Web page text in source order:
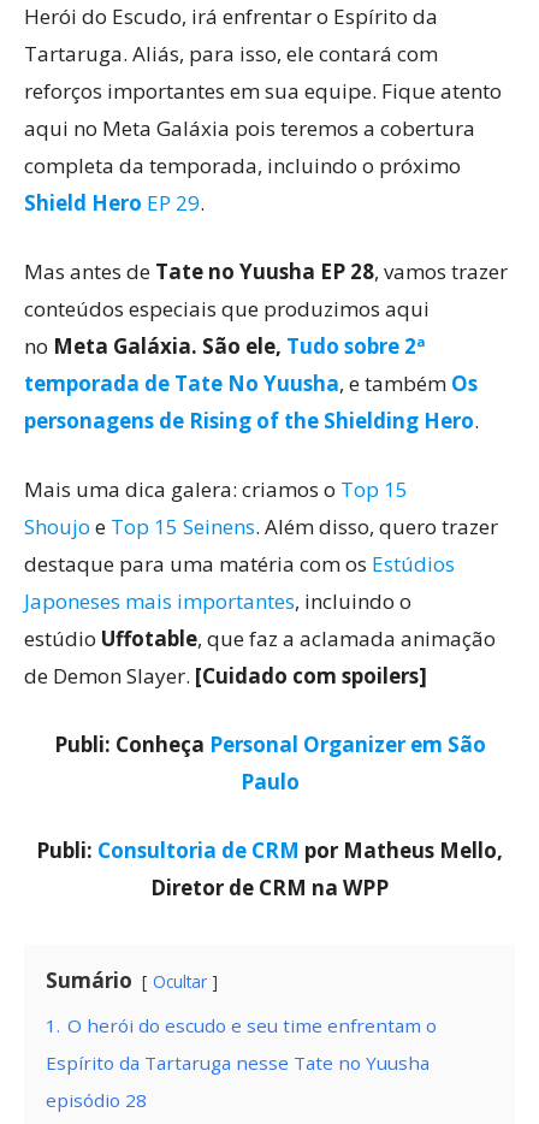
Herói do Escudo, irá enfrentar o Espírito da
Tartaruga. Aliás, para isso, ele contará com
reforços importantes em sua equipe. Fique atento
aqui no Meta Galáxia pois teremos a cobertura
completa da temporada, incluindo o próximo
Shield Hero EP 29.
Mas antes de Tate no Yuusha EP 28, vamos trazer
conteúdos especiais que produzimos aqui
no Meta Galáxia. São ele, Tudo sobre 2ª
temporada de Tate No Yuusha, e também Os
personagens de Rising of the Shielding Hero.
Mais uma dica galera: criamos o Top 15
Shoujo e Top 15 Seinens. Além disso, quero trazer
destaque para uma matéria com os Estúdios
Japoneses mais importantes, incluindo o
estúdio Uffotable, que faz a aclamada animação
de Demon Slayer. [Cuidado com spoilers]
Publi: Conheça Personal Organizer em São
Paulo
Publi: Consultoria de CRM por Matheus Mello,
Diretor de CRM na WPP
Sumário Ocultar
1. O herói do escudo e seu time enfrentam o
Espírito da Tartaruga nesse Tate no Yuusha
episódio 28